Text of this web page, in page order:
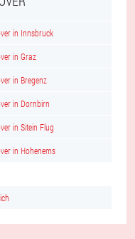
in Innsbruck
in Graz
in Bregenz
in Dornbirn
in Sitein Flug
in Hohenems